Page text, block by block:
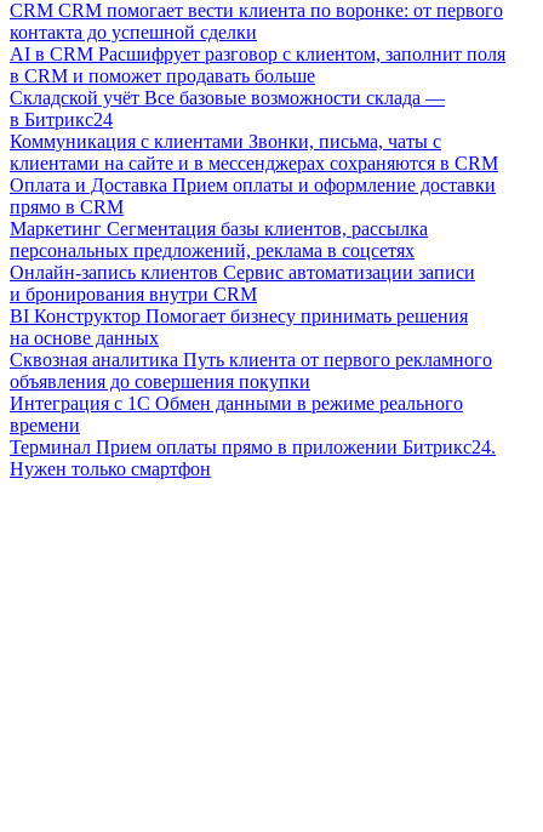
CRM CRM помогает вести клиента по воронке: от первого
контакта до успешной сделки
AI в CRM Расшифрует разговор с клиентом, заполнит поля
в CRM и поможет продавать больше
Складской учёт Все базовые возможности склада —
в Битрикс24
Коммуникация с клиентами Звонки, письма, чаты с
клиентами на сайте и в мессенджерах сохраняются в CRM
Оплата и Доставка Прием оплаты и оформление доставки
прямо в CRM
Маркетинг Сегментация базы клиентов, рассылка
персональных предложений, реклама в соцсетях
Онлайн-запись клиентов Сервис автоматизации записи
и бронирования внутри CRM
BI Конструктор Помогает бизнесу принимать решения
на основе данных
Сквозная аналитика Путь клиента от первого рекламного
объявления до совершения покупки
Интеграция с 1С Обмен данными в режиме реального
времени
Терминал Прием оплаты прямо в приложении Битрикс24.
Нужен только смартфон